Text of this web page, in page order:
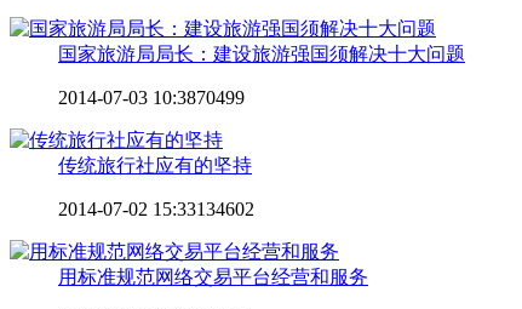
国家旅游局局长：建设旅游强国须解决十大问题
2014-07-03 10:3870499
传统旅行社应有的坚持
2014-07-02 15:33134602
用标准规范网络交易平台经营和服务